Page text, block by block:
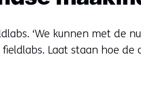
‘We kunnen met de
Laat staan hoe de